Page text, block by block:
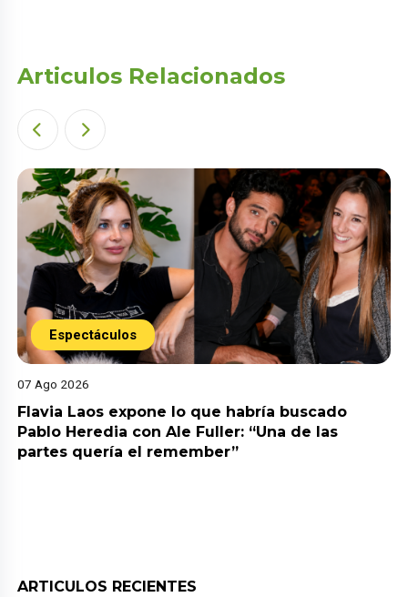
Articulos Relacionados
Espectáculos
07 Ago 2026
Flavia Laos expone lo que habría buscado
Pablo Heredia con Ale Fuller: “Una de las
partes quería el remember”
ARTICULOS RECIENTES